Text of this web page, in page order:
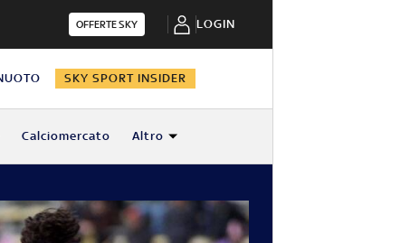
OFFERTE SKY LOGIN
SKY SPORT INSIDER
Calciomercato Altro